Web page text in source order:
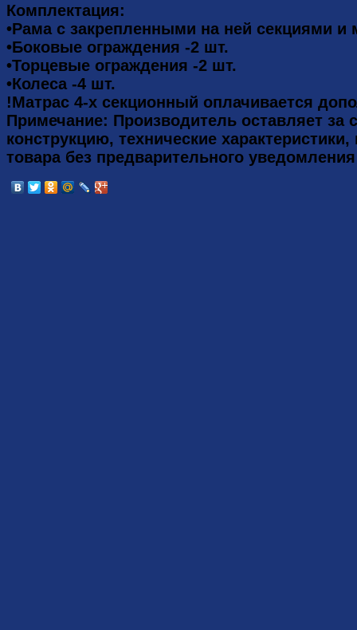
Комплектация:
•Рама с закрепленными на ней секциями и
•Боковые ограждения -2 шт.
•Торцевые ограждения -2 шт.
•Колеса -4 шт.
!Матрас 4-х секционный оплачивается
Примечание: Производитель оставляет за
конструкцию, технические
товара без предварительного